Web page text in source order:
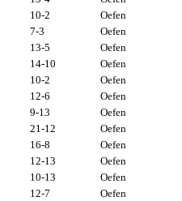
10-2 Oefen
7-3 Oefen
13-5 Oefen
14-10 Oefen
10-2 Oefen
12-6 Oefen
9-13 Oefen
21-12 Oefen
16-8 Oefen
12-13 Oefen
10-13 Oefen
12-7 Oefen